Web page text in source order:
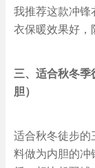
我推荐这款冲锋
衣保暖效果好，
三、适合秋冬季
胆）
适合秋冬徒步的
料做为内胆的冲